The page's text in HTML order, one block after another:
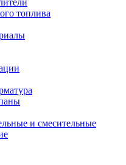
топлива
и смесительные